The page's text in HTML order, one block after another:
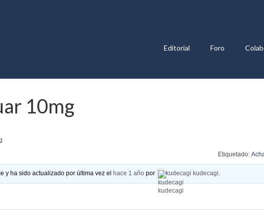
Editorial Foro
10mg
Etiquetado:
y ha sido actualizado por última vez el hace 1 año por kudecagi kudecagi.